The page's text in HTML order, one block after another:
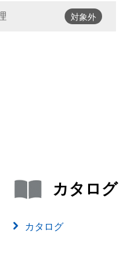
対象外
カタログ
カタログ